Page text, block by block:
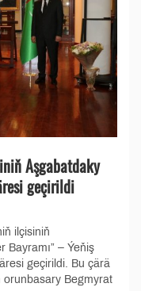
Aşgabatdaky
geçirildi
ilçisiniň
Bayramı” – Ýeňiş
geçirildi. Bu çärä
Begmyrat